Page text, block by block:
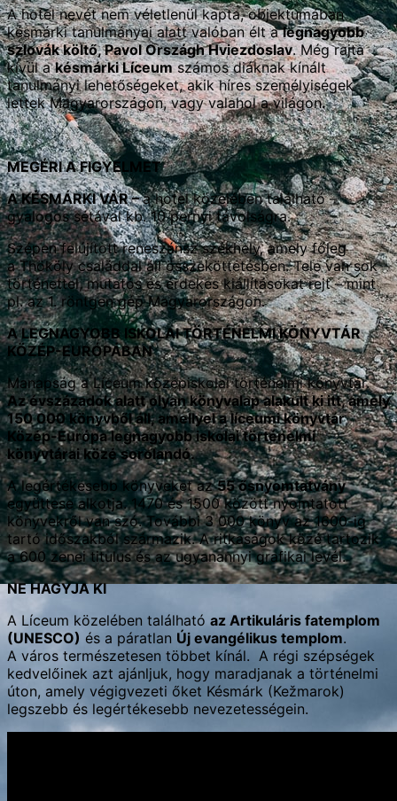
A hotel nevét nem véletlenül kapta, objektumában
késmárki tanulmányai alatt valóban élt alegnagyobb
szlovák költő, Pavol Országh Hviezdoslav. Még rajta
kívül akésmárki Líceumszámos diáknak kínált
tanulmányi lehetőségeket, akik híres személyiségek
lettek Magyarországon, vagy valahol a világon.
MEGÉRI A FIGYELMET
A KÉSMÁRKI VÁR –a hotel közelében található –
gyalogos sétával kb. 10 pernyi távolságra.
Szépen felújított reneszánsz székhely, amely főleg
a Thököly családdal áll összeköttetésben. Tele van sok
történettel, mutatós és érdekes kiállításokat rejt – mint
pl. az 1. röntgen gép Magyarországon.
A LEGNAGYOBB ISKOLAI TÖRTÉNELMI KÖNYVTÁR
KÖZÉP-EURÓPÁBAN
Manapság a Líceum középiskolai történelmi könyvtár.
Az évszázadok alatt olyan könyvalap alakult ki itt, amely
150 000 könyvből áll, amellyel a líceumi könyvtár
Közép-Európa legnagyobb iskolai történelmi
könyvtárai közé sorolandó.
A legértékesebb könyveket az55 ősnyomtatvány
együttese alkotja. 1470 és 1500 között nyomtatott
könyvekről van szó. További 3 000 könyv az 1600-ig
tartó időszakból származik. A ritkaságok közé tartozik
a 600 zenei titulus és az ugyanannyi grafikai levél.
NE HAGYJA KI
A Líceum közelében található az Artikuláris fatemplom
(UNESCO) és a páratlan Új evangélikus templom.
A város természetesen többet kínál. A régi szépségek
kedvelőinek azt ajánljuk, hogy maradjanak a történelmi
úton, amely végigvezeti őket Késmárk (Kežmarok)
legszebb és legértékesebb nevezetességein.